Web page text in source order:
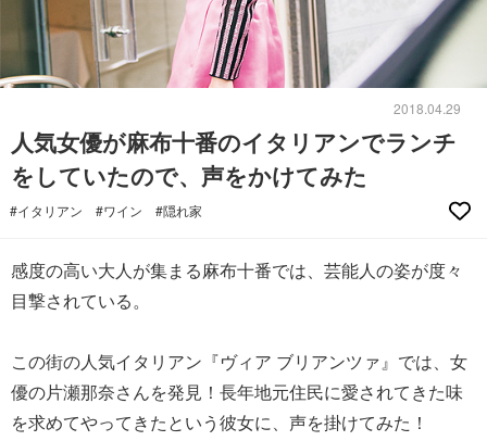
2018.04.29
人気女優が麻布十番のイタリアンでランチ
をしていたので、声をかけてみた
#イタリアン #ワイン #隠れ家
感度の高い大人が集まる麻布十番では、芸能人の姿が度々
目撃されている。
この街の人気イタリアン『ヴィア ブリアンツァ』では、女
優の片瀬那奈さんを発見！長年地元住民に愛されてきた味
を求めてやってきたという彼女に、声を掛けてみた！